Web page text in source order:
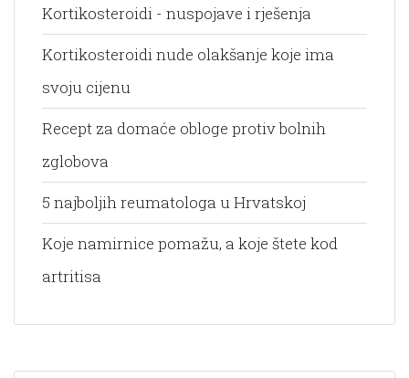
Kortikosteroidi - nuspojave i rješenja
Kortikosteroidi nude olakšanje koje ima
svoju cijenu
Recept za domaće obloge protiv bolnih
zglobova
5 najboljih reumatologa u Hrvatskoj
Koje namirnice pomažu, a koje štete kod
artritisa